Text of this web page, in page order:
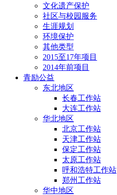
文化遗产保护
社区与校园服务
生涯规划
环境保护
其他类型
2015至17年项目
2014年前项目
青励公益
东北地区
长春工作站
大连工作站
华北地区
北京工作站
天津工作站
保定工作站
太原工作站
呼和浩特工作站
郑州工作站
华中地区